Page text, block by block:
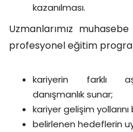
kazanılması.
Uzmanlarımız
profesyonel eğitim
kariyerin farklı
danışmanlık sunar;
kariyer gelişim
belirlenen hedeflerin